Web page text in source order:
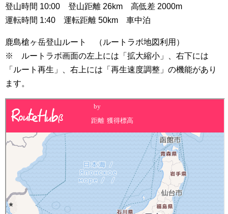
登山時間 10:00 登山距離 26km 高低差 2000m
運転時間 1:40 運転距離 50km 車中泊
鹿島槍ヶ岳登山ルート （ルートラボ地図利用）
※ ルートラボ画面の左上には「拡大縮小」、右下には
「ルート再生」、右上には「再生速度調整」の機能があり
ます。